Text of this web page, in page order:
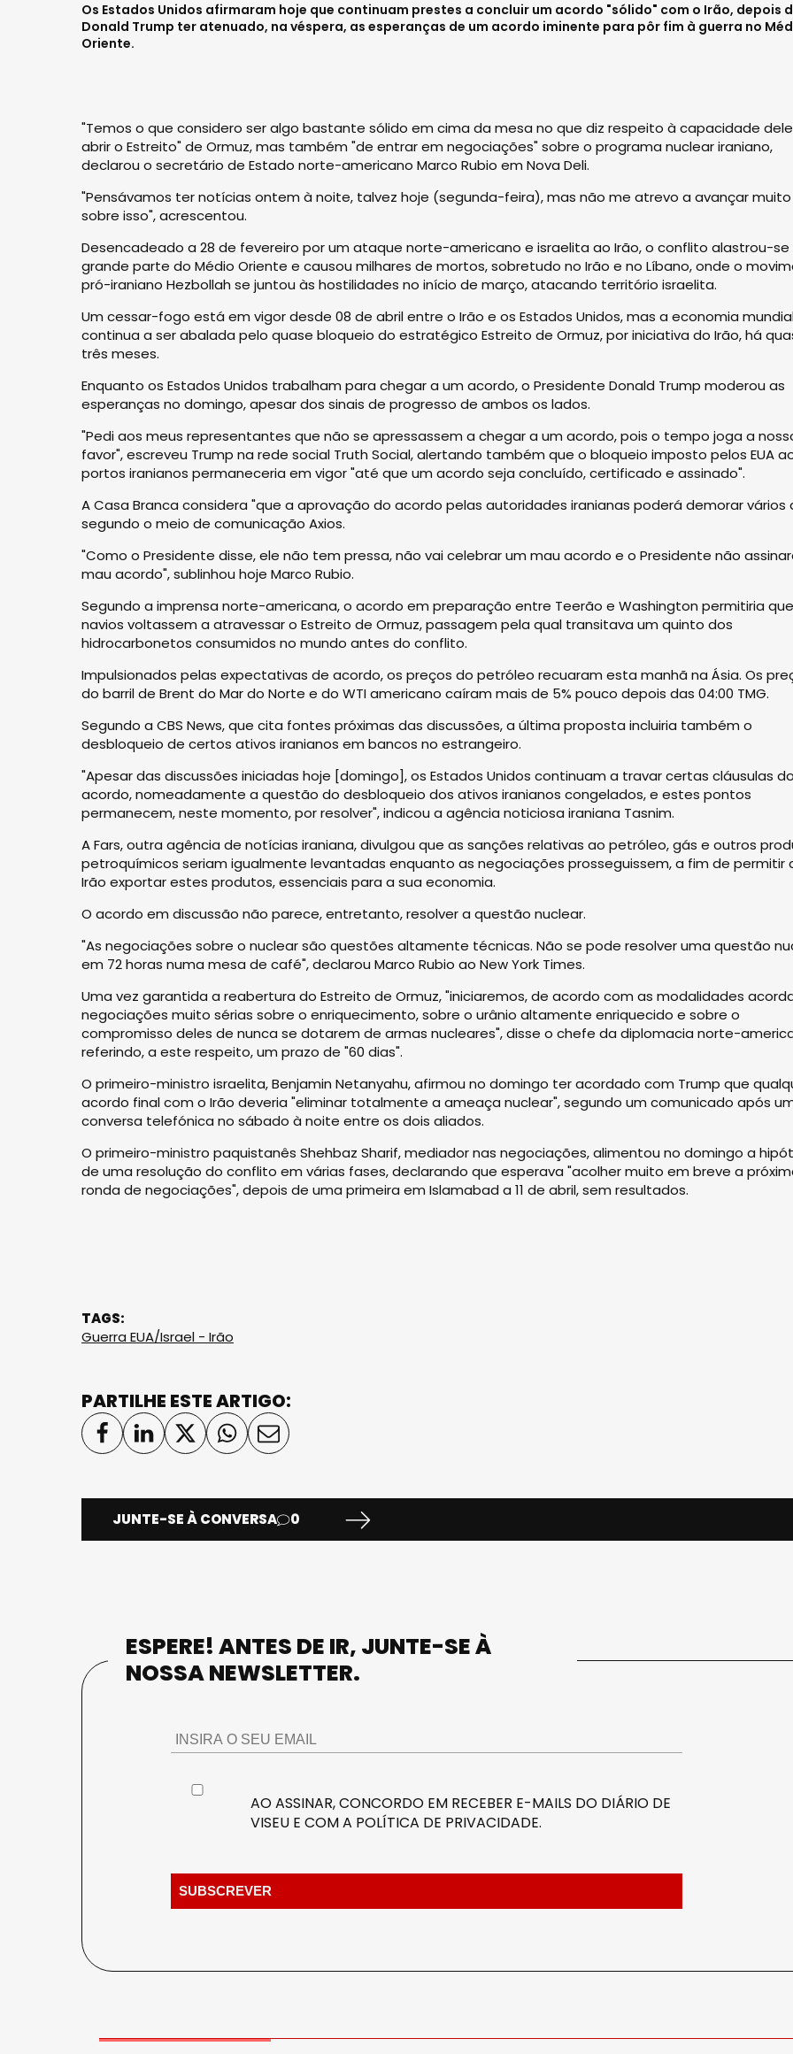
Os Estados Unidos afirmaram hoje que continuam prestes a concluir um acordo "sólido" com o Irão, depois
Donald Trump ter atenuado, na véspera, as esperanças de um acordo iminente para pôr fim à guerra no
Oriente.
"Temos o que considero ser algo bastante sólido em cima da mesa no que diz respeito à capacidade
abrir o Estreito" de Ormuz, mas também "de entrar em negociações" sobre o programa nuclear iraniano,
declarou o secretário de Estado norte-americano Marco Rubio em Nova Deli.
"Pensávamos ter notícias ontem à noite, talvez hoje (segunda-feira), mas não me atrevo a avançar muito
sobre isso", acrescentou.
Desencadeado a 28 de fevereiro por um ataque norte-americano e israelita ao Irão, o conflito alastrou-se
grande parte do Médio Oriente e causou milhares de mortos, sobretudo no Irão e no Líbano, onde o
pró-iraniano Hezbollah se juntou às hostilidades no início de março, atacando território israelita.
Um cessar-fogo está em vigor desde 08 de abril entre o Irão e os Estados Unidos, mas a economia
continua a ser abalada pelo quase bloqueio do estratégico Estreito de Ormuz, por iniciativa do Irão, há
três meses.
Enquanto os Estados Unidos trabalham para chegar a um acordo, o Presidente Donald Trump moderou as
esperanças no domingo, apesar dos sinais de progresso de ambos os lados.
"Pedi aos meus representantes que não se apressassem a chegar a um acordo, pois o tempo joga a
favor", escreveu Trump na rede social Truth Social, alertando também que o bloqueio imposto pelos EUA
portos iranianos permaneceria em vigor "até que um acordo seja concluído, certificado e assinado".
A Casa Branca considera "que a aprovação do acordo pelas autoridades iranianas poderá demorar vários
segundo o meio de comunicação Axios.
"Como o Presidente disse, ele não tem pressa, não vai celebrar um mau acordo e o Presidente não
mau acordo", sublinhou hoje Marco Rubio.
Segundo a imprensa norte-americana, o acordo em preparação entre Teerão e Washington permitiria
navios voltassem a atravessar o Estreito de Ormuz, passagem pela qual transitava um quinto dos
hidrocarbonetos consumidos no mundo antes do conflito.
Impulsionados pelas expectativas de acordo, os preços do petróleo recuaram esta manhã na Ásia. Os
do barril de Brent do Mar do Norte e do WTI americano caíram mais de 5% pouco depois das 04:00 TMG.
Segundo a CBS News, que cita fontes próximas das discussões, a última proposta incluiria também o
desbloqueio de certos ativos iranianos em bancos no estrangeiro.
"Apesar das discussões iniciadas hoje [domingo], os Estados Unidos continuam a travar certas cláusulas do
acordo, nomeadamente a questão do desbloqueio dos ativos iranianos congelados, e estes pontos
permanecem, neste momento, por resolver", indicou a agência noticiosa iraniana Tasnim.
A Fars, outra agência de notícias iraniana, divulgou que as sanções relativas ao petróleo, gás e outros
petroquímicos seriam igualmente levantadas enquanto as negociações prosseguissem, a fim de permitir
Irão exportar estes produtos, essenciais para a sua economia.
O acordo em discussão não parece, entretanto, resolver a questão nuclear.
"As negociações sobre o nuclear são questões altamente técnicas. Não se pode resolver uma questão
em 72 horas numa mesa de café", declarou Marco Rubio ao New York Times.
Uma vez garantida a reabertura do Estreito de Ormuz, "iniciaremos, de acordo com as modalidades
negociações muito sérias sobre o enriquecimento, sobre o urânio altamente enriquecido e sobre o
compromisso deles de nunca se dotarem de armas nucleares", disse o chefe da diplomacia norte-
referindo, a este respeito, um prazo de "60 dias".
O primeiro-ministro israelita, Benjamin Netanyahu, afirmou no domingo ter acordado com Trump que
acordo final com o Irão deveria "eliminar totalmente a ameaça nuclear", segundo um comunicado após
conversa telefónica no sábado à noite entre os dois aliados.
O primeiro-ministro paquistanês Shehbaz Sharif, mediador nas negociações, alimentou no domingo a
de uma resolução do conflito em várias fases, declarando que esperava "acolher muito em breve a
ronda de negociações", depois de uma primeira em Islamabad a 11 de abril, sem resultados.
TAGS:
Guerra EUA/Israel - Irão
PARTILHE ESTE ARTIGO:
JUNTE-SE À CONVERSA 0
ESPERE! ANTES DE IR, JUNTE-SE À
NOSSA NEWSLETTER.
AO ASSINAR, CONCORDO EM RECEBER E-MAILS DO DIÁRIO DE
VISEU E COM A POLÍTICA DE PRIVACIDADE.